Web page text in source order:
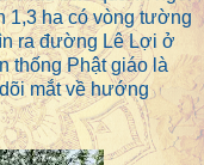
1,3 ha có vòng tường
ra đường Lê Lợi ở
thống Phật giáo là
mắt về hướng